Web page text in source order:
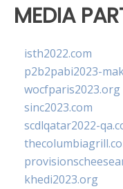
MEDIA
isth2022.com
p2b2pabi2023-
wocfparis2023.org
sinc2023.com
scdlqatar2022-
khedi2023.org